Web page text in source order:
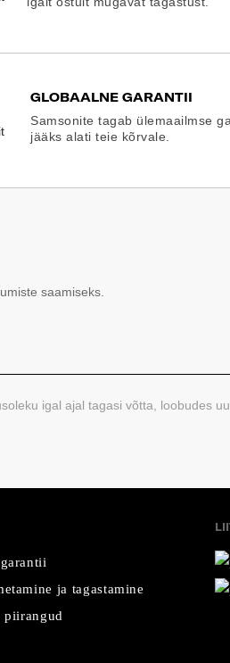
GLOBAALNE GARANTII
Samsonite tagab ülemaailmse
jääks alati teie kõrvale.
saamiseks.
igal ajal tagasi võtta, loobudes
ja tagastamine
piirangud